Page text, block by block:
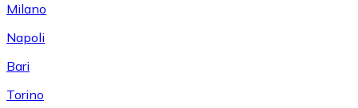
Milano
Napoli
Bari
Torino